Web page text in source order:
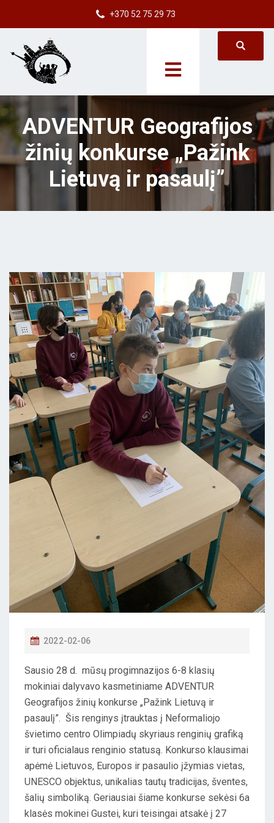
+370 52 75 29 73
ADVENTUR Geografijos
žinių konkurse „Pažink
Lietuvą ir pasaulį”
P
S
T
E
2022-02-06
Sausio 28 d. mūsų progimnazijos 6-8 klasių
mokiniai dalyvavo kasmetiniame ADVENTUR
Geografijos žinių konkurse „Pažink Lietuvą ir
pasaulį”. Šis renginys įtrauktas į Neformaliojo
švietimo centro Olimpiadų skyriaus renginių grafiką
ir turi oficialaus renginio statusą. Konkurso klausimai
apėmė Lietuvos, Europos ir pasaulio įžymias vietas,
UNESCO objektus, unikalias tautų tradicijas, šventes,
šalių simboliką. Geriausiai šiame konkurse sekėsi 6a
klasės mokinei Gustei, kuri teisingai atsakė į 27